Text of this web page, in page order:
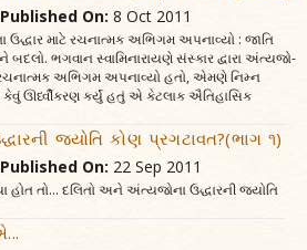
Published On: 8 Oct 2011
ઉદ્ધાર માટે રચનાત્મક અભિગમ અપનાવ્યો : જાતિ
બદલો. ભગવાન સ્વામિનારાયણે સંસ્કાર દ્વારા અંત્યજો-
રચનાત્મક અભિગમ અપનાવ્યો હતો, એમણે નિમ્ન
ઊર્ધ્વીકરણ કર્યું હતું એ કેટલાક ઐતિહાસિક
જ્યોતિ કોણ પ્રગટાવત?(ભાગ ૧)
Published On: 22 Sep 2011
હોત તો... દલિતો અને અંત્યજોના ઉદ્ધારની જ્યોતિ